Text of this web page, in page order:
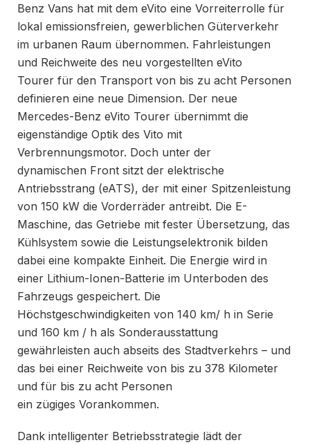
Benz Vans hat mit dem eVito eine Vorreiterrolle für
lokal emissionsfreien, gewerblichen Güterverkehr
im urbanen Raum übernommen. Fahrleistungen
und Reichweite des neu vorgestellten eVito
Tourer für den Transport von bis zu acht Personen
definieren eine neue Dimension. Der neue
Mercedes-Benz eVito Tourer übernimmt die
eigenständige Optik des Vito mit
Verbrennungsmotor. Doch unter der
dynamischen Front sitzt der elektrische
Antriebsstrang (eATS), der mit einer Spitzenleistung
von 150 kW die Vorderräder antreibt. Die E-
Maschine, das Getriebe mit fester Übersetzung, das
Kühlsystem sowie die Leistungselektronik bilden
dabei eine kompakte Einheit. Die Energie wird in
einer Lithium-Ionen-Batterie im Unterboden des
Fahrzeugs gespeichert. Die
Höchstgeschwindigkeiten von 140 km/ h in Serie
und 160 km / h als Sonderausstattung
gewährleisten auch abseits des Stadtverkehrs – und
das bei einer Reichweite von bis zu 378 Kilometer
und für bis zu acht Personen
ein zügiges Vorankommen.
Dank intelligenter Betriebsstrategie lädt der